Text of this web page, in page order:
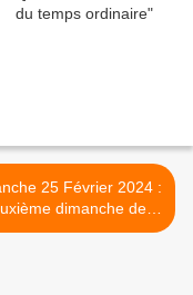
25 Février 2024 :
dimanche de
Carême >